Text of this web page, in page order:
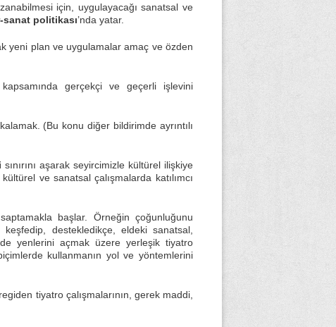
için, uygulayacağı sanatsal ve
sanat politikası’nda yatar.
yeni plan ve uygulamalar amaç ve özden
gerçekçi ve geçerli işlevini
(Bu konu diğer bildirimde ayrıntılı
sınırını aşarak seyircimizle kültürel ilişkiye
kültürel ve sanatsal çalışmalarda katılımcı
başlar. Örneğin çoğunluğunu
destekledikçe, eldeki sanatsal,
de yenlerini açmak üzere yerleşik tiyatro
kullanmanın yol ve yöntemlerini
tiyatro çalışmalarının, gerek maddi,